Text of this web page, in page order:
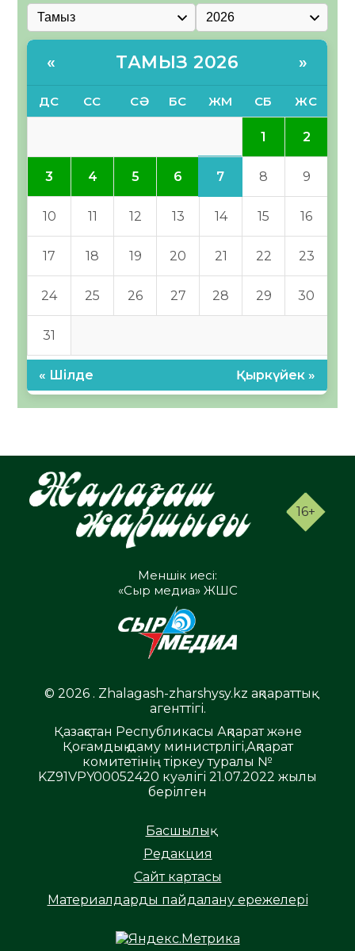
« ТАМЫЗ 2026 »
ДС СС СӘ БС ЖМ СБ ЖС
1 2
3 4 5 6 7 8 9
10 11 12 13 14 15 16
17 18 19 20 21 22 23
24 25 26 27 28 29 30
31
« Шілде Қыркүйек »
16+
Меншік иесі:
«Сыр медиа» ЖШС
© 2026 . Zhalagash-zharshysy.kz ақпараттық
агенттігі.
Қазақстан Республикасы Ақпарат және
Қоғамдық даму министрлігі,Ақпарат
комитетінің тіркеу туралы №
KZ91VPY00052420 куәлігі 21.07.2022 жылы
берілген
Басшылық
Редакция
Сайт картасы
Материалдарды пайдалану ережелері